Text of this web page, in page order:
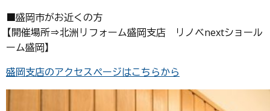
■盛岡市がお近くの方
【開催場所⇒北洲リフォーム盛岡支店 リノベnextショール
ーム盛岡】
盛岡支店のアクセスページはこちらから